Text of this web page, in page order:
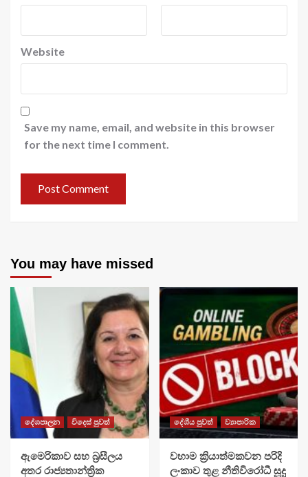
Website
Save my name, email, and website in this browser
for the next time I comment.
You may have missed
දේශපාලන විදෙස් පුවත්
ඇමෙරිකාව සහ බ්‍රසීලය
අතර රාජ්‍යතාන්ත්‍රික
දේශීය පුවත් ව්‍යාපාරික
වහාම ක්‍රියාත්මකවන පරිදි
ලංකාව තුළ නීතිවිරෝධී සූදු